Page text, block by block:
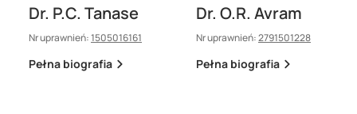
Dr. P.C. Tanase
Nr uprawnień:1505016161
Pełna biografia
Dr. O.R. Avram
Nr uprawnień:2791501228
Pełna biografia